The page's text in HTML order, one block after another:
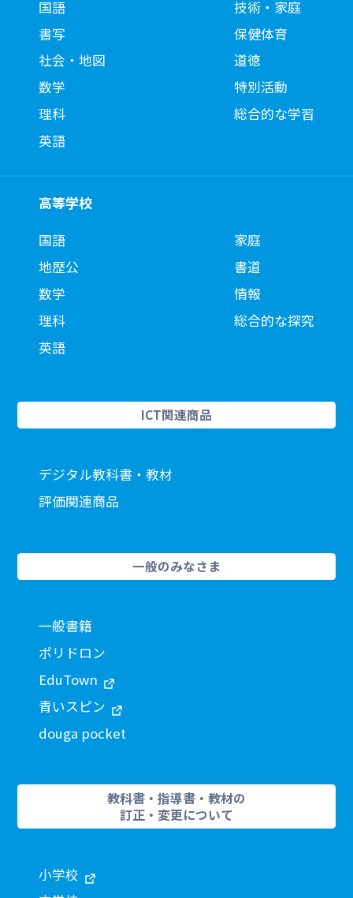
国語
書写
社会・地図
数学
理科
英語
技術・家庭
保健体育
道徳
特別活動
総合的な学習
高等学校
国語
地歴公
数学
理科
英語
家庭
書道
情報
総合的な探究
ICT関連商品
デジタル教科書・教材
評価関連商品
一般のみなさま
一般書籍
ポリドロン
EduTown
青いスピン
douga pocket
教科書・指導書・教材の
訂正・変更について
小学校